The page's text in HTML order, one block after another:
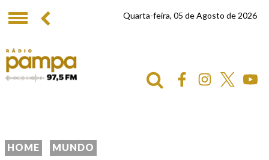
Quarta-feira, 05 de Agosto de 2026
HOME MUNDO